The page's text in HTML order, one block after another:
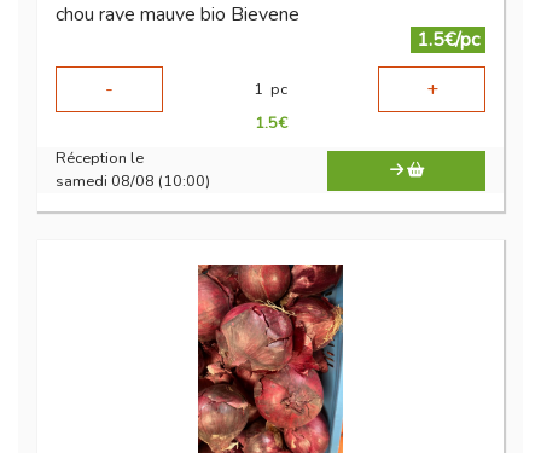
chou rave mauve bio Bievene
1.5€/pc
-
1 pc +
1.5€
Réception le
samedi 08/08 (10:00)